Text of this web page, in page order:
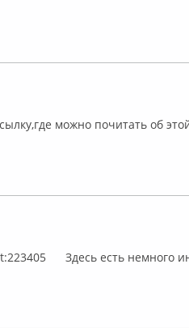
можно почитать об
Здесь есть немного